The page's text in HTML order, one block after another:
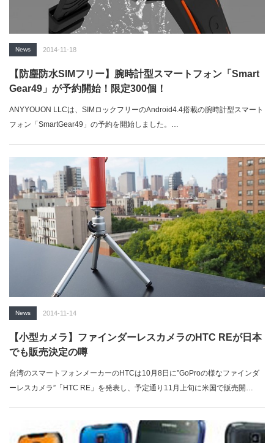
News 2014-11-18
【防塵防水SIMフリー】腕時計型スマートフォン「Smart
Gear49」が予約開始！限定300個！
ANYYOUON LLCは、SIMロックフリーのAndroid4.4搭載の腕時計型スマート
フォン「SmartGear49」の予約を開始しました。…
News 2014-11-14
【小型カメラ】ファインダーレスカメラのHTC REが日本
でも販売決定の噂
台湾のスマートフォンメーカーのHTCは10月8日に”GoProの様なファインダ
ーレスカメラ”「HTC RE」を発表し、予定通り11月上旬に米国で販売開…